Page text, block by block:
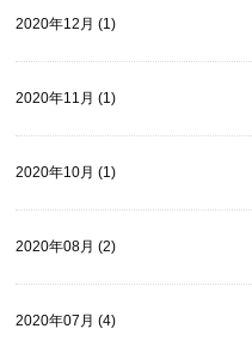
2020年12月 (1)
2020年11月 (1)
2020年10月 (1)
2020年08月 (2)
2020年07月 (4)